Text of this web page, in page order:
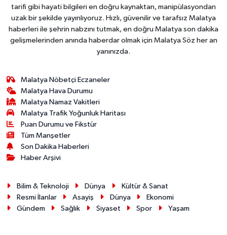
tarifi gibi hayati bilgileri en doğru kaynaktan, manipülasyondan
uzak bir şekilde yayınlıyoruz. Hızlı, güvenilir ve tarafsız Malatya
haberleri ile şehrin nabzını tutmak, en doğru Malatya son dakika
gelişmelerinden anında haberdar olmak için Malatya Söz her an
yanınızda.
Malatya Nöbetçi Eczaneler
Malatya Hava Durumu
Malatya Namaz Vakitleri
Malatya Trafik Yoğunluk Haritası
Puan Durumu ve Fikstür
Tüm Manşetler
Son Dakika Haberleri
Haber Arşivi
Bilim & Teknoloji Dünya
Kültür & Sanat
Resmi İlanlar
Asayiş Dünya
Ekonomi
Gündem
Sağlık Siyaset Spor Yaşam